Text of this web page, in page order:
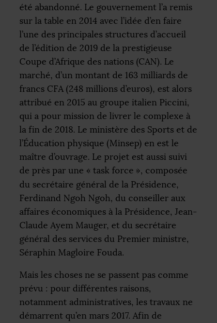
été abandonné. Le gouvernement l’a remis
sur la table en 2014 avec l’idée d’en faire
l’une des principales structures d’accueil
de l’édition de 2019 de la prestigieuse
Coupe d’Afrique des nations (CAN). Le
marché, d’un montant de 163 milliards de
francs CFA(248 millions d’euros), est alors
attribué en 2015 au groupe italien Piccini,
qui a pour mission de livrer le complexe à
la fin de 2018. Le ministère des Sports et de
l’Éducation physique (Minsep) en est le
maître d’ouvrage. Le projet est aussi suivi
de près par une « task force », composée
du secrétaire général de la Présidence,
Ferdinand Ngoh Ngoh, du conseiller aux
affaires économiques à la Présidence, Jean-
Claude Ayem Mauger, et du secrétaire
général des services du Premier ministre,
Séraphin Magloire Fouda.
Mais les choses ne se passent pas comme
prévu : pour différentes raisons,
notamment administratives, les travaux ne
démarrent qu’en mars 2017. Afin de